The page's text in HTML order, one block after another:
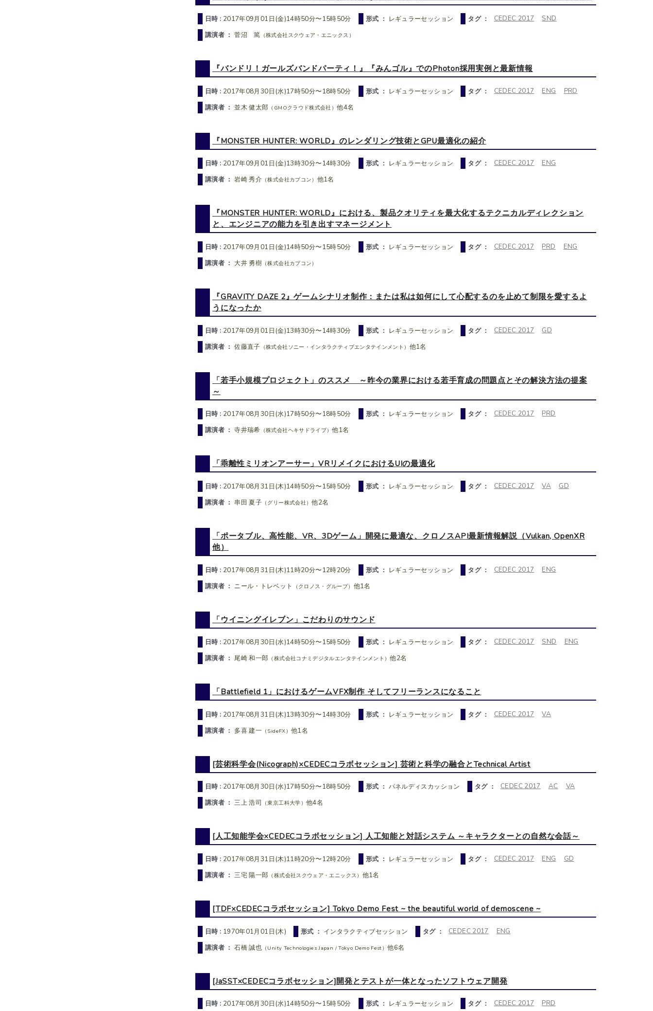
日時 : 2017年09月01日(金)14時50分〜15時50分 形式 ： レギュラーセッション タグ ： CEDEC 2017
SND
講演者 ：菅沼 篤 （株式会社スクウェア・エニックス）
『バンドリ！ガールズバンドパーティ！』『みんゴル』でのPhoton採用実例と最新情報
日時 : 2017年08月30日(水)17時50分〜18時50分 形式 ： レギュラーセッション タグ ： CEDEC 2017 ENG
PRD
講演者 ：並木 健太郎 （GMOクラウド株式会社）他4名
『MONSTER HUNTER: WORLD』のレンダリング技術とGPU最適化の紹介
日時 : 2017年09月01日(金)13時30分〜14時30分 形式 ： レギュラーセッション タグ ： CEDEC 2017
ENG
講演者 ：岩崎 秀介 （株式会社カプコン） 他1名
『MONSTER HUNTER: WORLD』における、製品クオリティを最大化するテクニカルディレクション
と、エンジニアの能力を引き出すマネージメント
日時 : 2017年09月01日(金)14時50分〜15時50分 形式 ： レギュラーセッション タグ ： CEDEC 2017 PRD
ENG
講演者 ：大井 勇樹 （株式会社カプコン）
『GRAVITY DAZE 2』ゲームシナリオ制作：または私は如何にして心配するのを止めて制限を愛するよ
うになったか
日時 : 2017年09月01日(金)13時30分〜14時30分 形式 ： レギュラーセッション タグ ： CEDEC 2017
GD
講演者 ：佐藤直子 （株式会社ソニー・インタラクティブエンタテインメント） 他1名
「若手小規模プロジェクト」のススメ ～昨今の業界における若手育成の問題点とその解決方法の提案
～
日時 : 2017年08月30日(水)17時50分〜18時50分 形式 ： レギュラーセッション タグ ： CEDEC 2017
PRD
講演者 ：寺井瑞希 （株式会社ヘキサドライブ）他1名
「乖離性ミリオンアーサー」VRリメイクにおけるUIの最適化
日時 : 2017年08月31日(木)14時50分〜15時50分 形式 ： レギュラーセッション タグ ： CEDEC 2017 VA
GD
講演者 ： 串田 夏子 （グリー株式会社）他2名
「ポータブル、高性能、VR、3Dゲーム」開発に最適な、クロノスAPI最新情報解説（Vulkan, OpenXR
他）
日時 : 2017年08月31日(木)11時20分〜12時20分 形式 ： レギュラーセッション タグ ： CEDEC 2017
ENG
講演者 ： ニール・トレベット （クロノス・グループ） 他1名
「ウイニングイレブン」こだわりのサウンド
日時 : 2017年08月30日(水)14時50分〜15時50分 形式 ： レギュラーセッション タグ ： CEDEC 2017 SND
ENG
講演者 ：尾崎 和一郎 （株式会社コナミデジタルエンタテインメント）他2名
「Battlefield 1」におけるゲームVFX制作 そしてフリーランスになること
日時 : 2017年08月31日(木)13時30分〜14時30分 形式 ： レギュラーセッション タグ ： CEDEC 2017
VA
講演者 ： 多喜 建一 （SideFX） 他1名
[芸術科学会(Nicograph)×CEDECコラボセッション] 芸術と科学の融合とTechnical Artist
日時 : 2017年08月30日(水)17時50分〜18時50分 形式 ： パネルディスカッション タグ ： CEDEC 2017 AC
VA
講演者 ：三上 浩司 （東京工科大学） 他4名
[人工知能学会×CEDECコラボセッション] 人工知能と対話システム ～キャラクターとの自然な会話～
日時 : 2017年08月31日(木)11時20分〜12時20分 形式 ： レギュラーセッション タグ ： CEDEC 2017 ENG
GD
講演者 ：三宅 陽一郎 （株式会社スクウェア・エニックス） 他1名
[TDF×CEDECコラボセッション] Tokyo Demo Fest ~ the beautiful world of demoscene ~
日時 : 1970年01月01日(木) 形式 ： インタラクティブセッション タグ ： CEDEC 2017
ENG
講演者 ：石橋 誠也 （Unity Technologies Japan / Tokyo Demo Fest）他6名
[JaSST×CEDECコラボセッション]開発とテストが一体となったソフトウェア開発
日時 : 2017年08月30日(水)14時50分〜15時50分 形式 ： レギュラーセッション タグ ： CEDEC 2017 PRD